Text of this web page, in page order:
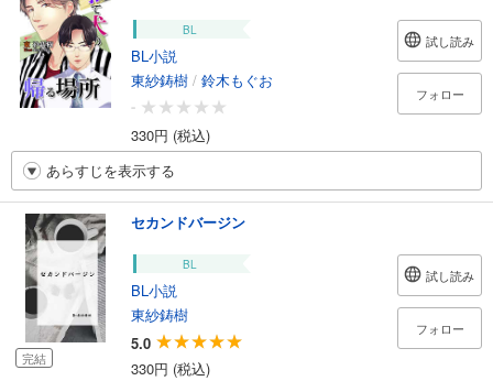
BL
BL小説
東紗鋳樹 / 鈴木もぐお
-
330円 (税込)
試し読み
フォロー
あらすじを表示する
完結
セカンドバージン
BL
BL小説
東紗鋳樹
5.0
330円 (税込)
試し読み
フォロー